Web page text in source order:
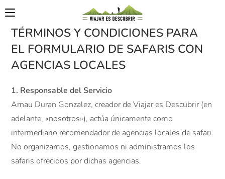
TÉRMINOS Y CONDICIONES PARA
EL FORMULARIO DE SAFARIS CON
AGENCIAS LOCALES
1. Responsable del Servicio
Arnau Duran Gonzalez, creador de Viajar es Descubrir (en
adelante, «nosotros»), actúa únicamente como
intermediario recomendador de agencias locales de safari.
No organizamos, gestionamos ni administramos los
safaris ofrecidos por dichas agencias.